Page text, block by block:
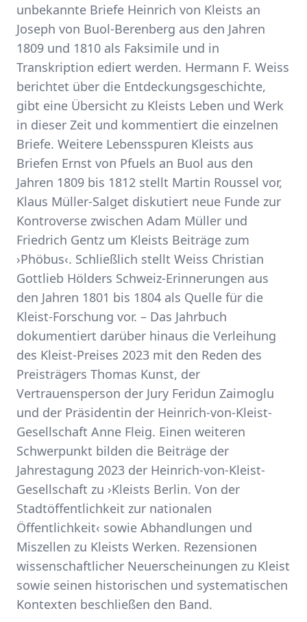
unbekannte Briefe Heinrich von Kleists an
Joseph von Buol-Berenberg aus den Jahren
1809 und 1810 als Faksimile und in
Transkription ediert werden. Hermann F. Weiss
berichtet über die Entdeckungsgeschichte,
gibt eine Übersicht zu Kleists Leben und Werk
in dieser Zeit und kommentiert die einzelnen
Briefe. Weitere Lebensspuren Kleists aus
Briefen Ernst von Pfuels an Buol aus den
Jahren 1809 bis 1812 stellt Martin Roussel vor,
Klaus Müller-Salget diskutiert neue Funde zur
Kontroverse zwischen Adam Müller und
Friedrich Gentz um Kleists Beiträge zum
›Phöbus‹. Schließlich stellt Weiss Christian
Gottlieb Hölders Schweiz-Erinnerungen aus
den Jahren 1801 bis 1804 als Quelle für die
Kleist-Forschung vor. – Das Jahrbuch
dokumentiert darüber hinaus die Verleihung
des Kleist-Preises 2023 mit den Reden des
Preisträgers Thomas Kunst, der
Vertrauensperson der Jury Feridun Zaimoglu
und der Präsidentin der Heinrich-von-Kleist-
Gesellschaft Anne Fleig. Einen weiteren
Schwerpunkt bilden die Beiträge der
Jahrestagung 2023 der Heinrich-von-Kleist-
Gesellschaft zu ›Kleists Berlin. Von der
Stadtöffentlichkeit zur nationalen
Öffentlichkeit‹ sowie Abhandlungen und
Miszellen zu Kleists Werken. Rezensionen
wissenschaftlicher Neuerscheinungen zu Kleist
sowie seinen historischen und systematischen
Kontexten beschließen den Band.